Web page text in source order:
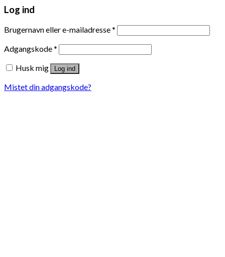
Log ind
Brugernavn eller e-mailadresse*
Adgangskode*
Husk mig
Log ind
Mistet din adgangskode?